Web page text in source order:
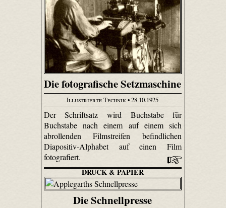
Die fotografische Setzmaschine
Illustrierte Technik• 28.10.1925
Der Schriftsatz wird Buchstabe für
Buchstabe nach einem auf einem sich
abrollenden Filmstreifen befindlichen
Diapositiv-Alphabet auf einen Film
fotografiert.
DRUCK & PAPIER
Die Schnellpresse